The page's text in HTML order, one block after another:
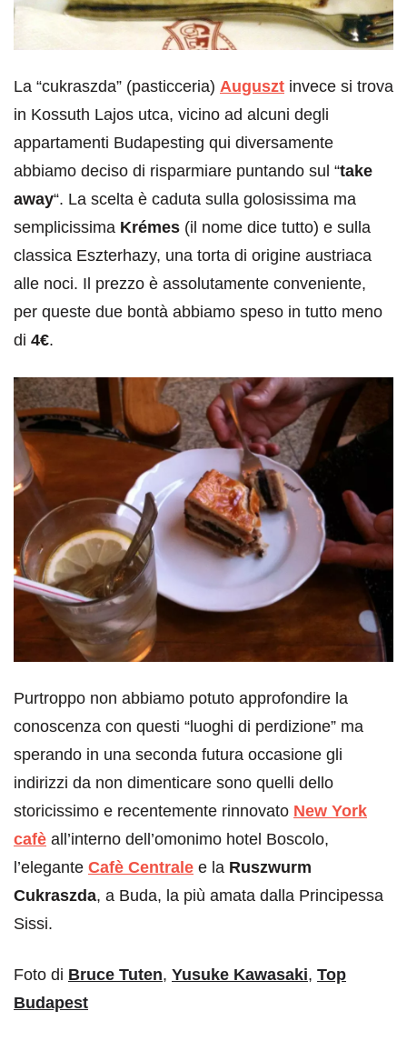
La “cukraszda” (pasticceria) Auguszt invece si trova
in Kossuth Lajos utca, vicino ad alcuni degli
appartamenti Budapesting qui diversamente
abbiamo deciso di risparmiare puntando sul “take
away“. La scelta è caduta sulla golosissima ma
semplicissima Krémes (il nome dice tutto) e sulla
classica Eszterhazy, una torta di origine austriaca
alle noci. Il prezzo è assolutamente conveniente,
per queste due bontà abbiamo speso in tutto meno
di 4€.
Purtroppo non abbiamo potuto approfondire la
conoscenza con questi “luoghi di perdizione” ma
sperando in una seconda futura occasione gli
indirizzi da non dimenticare sono quelli dello
storicissimo e recentemente rinnovato New York
cafè all’interno dell’omonimo hotel Boscolo,
l’elegante Cafè Centrale e la Ruszwurm
Cukraszda, a Buda, la più amata dalla Principessa
Sissi.
Foto di Bruce Tuten, Yusuke Kawasaki, Top
Budapest